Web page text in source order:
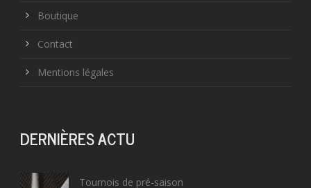
Boutique
Contact
Mentions légales
DERNIÈRES ACTU
Tournois de pré-saison